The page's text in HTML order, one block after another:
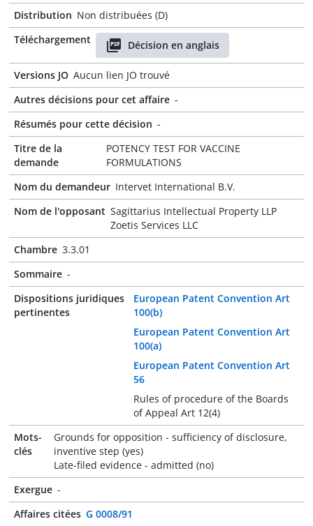
Distribution Non distribuées (D)
Téléchargement
Décision en anglais
Versions JO Aucun lien JO trouvé
Autres décisions pour cet affaire -
Résumés pour cette décision -
Titre de la
demande
POTENCY TEST FOR VACCINE
FORMULATIONS
Nom du demandeur Intervet International B.V.
Nom de l'opposant Sagittarius Intellectual Property LLP
Zoetis Services LLC
Chambre 3.3.01
Sommaire -
Dispositions juridiques
pertinentes
European Patent Convention Art
100(b)
European Patent Convention Art
100(a)
European Patent Convention Art
56
Rules of procedure of the Boards
of Appeal Art 12(4)
Mots-
clés
Grounds for opposition - sufficiency of disclosure,
inventive step (yes)
Late-filed evidence - admitted (no)
Exergue -
Affaires citées G 0008/91